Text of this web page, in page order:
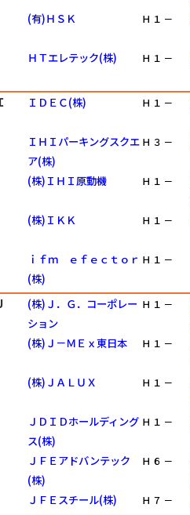
(有)ＨＳＫ Ｈ １ －
ＨＴエレテック(株) Ｈ １ －
ＩＤＥＣ(株) Ｈ １ －
ＩＨＩパーキングスクエ
ア(株)
Ｈ ３ －
(株)ＩＨＩ原動機 Ｈ １ －
(株)ＩＫＫ Ｈ １ －
ｉｆｍ ｅｆｅｃｔｏｒ
(株)
Ｈ １ －
(株)Ｊ．Ｇ．コーポレー
ション
Ｈ １ －
(株)Ｊ－ＭＥｘ東日本 Ｈ １ －
(株)ＪＡＬＵＸ Ｈ １ －
ＪＤＩＤホールディング
ス(株)
Ｈ １ －
ＪＦＥアドバンテック
(株)
Ｈ ６ －
ＪＦＥスチール(株) Ｈ ７ －